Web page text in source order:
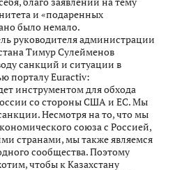
и «подаренных
было немало.
руководителя администрации
Тимур Сулейменов
санкций и ситуации в
порталу Euractiv:
инструментом для обхода
со стороны США и ЕС. Мы
Несмотря на то, что мы
союза с Россией,
странами, мы также являемся
сообщества. Поэтому
чтобы к Казахстану